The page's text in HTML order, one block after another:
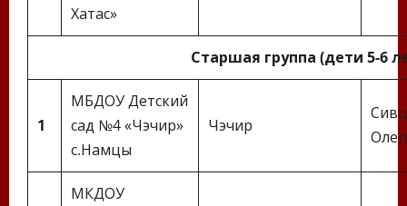
Хатас»
Старшая группа (дети 5-6
1
МБДОУ Детский
сад №4 «Чэчир»
с.Намцы
Чэчир
МКДОУ